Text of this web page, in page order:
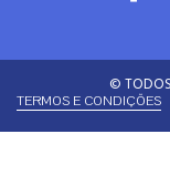
©
TERMOS E CONDIÇÕES